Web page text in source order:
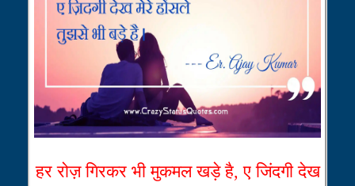
हर रोज़ गिरकर भी मुकमल खड़े है, ए जिंदगी देख